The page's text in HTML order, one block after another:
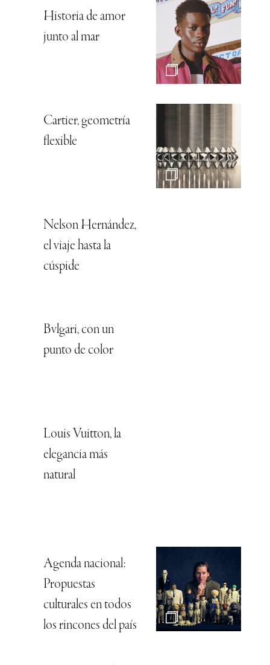
Historia de amor
junto al mar
Cartier, geometría
flexible
Nelson Hernández,
el viaje hasta la
cúspide
Bvlgari, con un
punto de color
Louis Vuitton, la
elegancia más
natural
Agenda nacional:
Propuestas
culturales en todos
los rincones del país